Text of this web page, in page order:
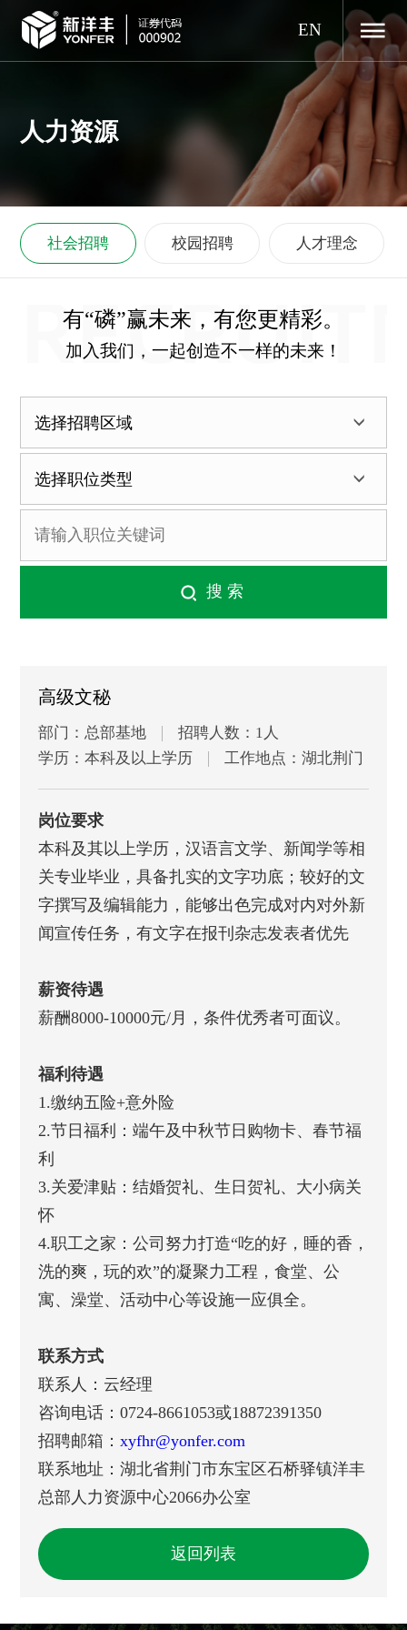
EN
人力资源
社会招聘 校园招聘 人才理念
有“磷”赢未来，有您更精彩。
加入我们，一起创造不一样的未来！
高级文秘
部门：总部基地
招聘人数：1人
学历：本科及以上学历
工作地点：湖北荆门
岗位要求
本科及其以上学历，汉语言文学、新闻学等相
关专业毕业，具备扎实的文字功底；较好的文
字撰写及编辑能力，能够出色完成对内对外新
闻宣传任务，有文字在报刊杂志发表者优先
薪资待遇
薪酬8000-10000元/月，条件优秀者可面议。
福利待遇
1.缴纳五险+意外险
2.节日福利：端午及中秋节日购物卡、春节福
利
3.关爱津贴：结婚贺礼、生日贺礼、大小病关
怀
4.职工之家：公司努力打造“吃的好，睡的香，
洗的爽，玩的欢”的凝聚力工程，食堂、公
寓、澡堂、活动中心等设施一应俱全。
联系方式
联系人：云经理
咨询电话：0724-8661053或18872391350
招聘邮箱： xyfhr@yonfer.com
联系地址：湖北省荆门市东宝区石桥驿镇洋丰
总部人力资源中心2066办公室
返回列表